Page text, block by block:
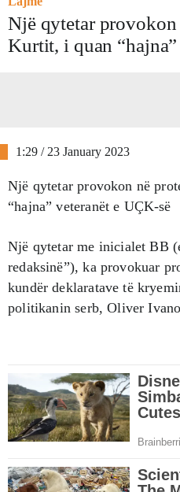
Një qytetar
Kurtit, i quan
1:29 / 23 January 2023
Një qytetar provokon në
“hajna” veteranët e UÇK-së
Një qytetar me inicialet BB
redaksinë”), ka provokuar
kundër deklaratave të
politikanin serb, Oliver